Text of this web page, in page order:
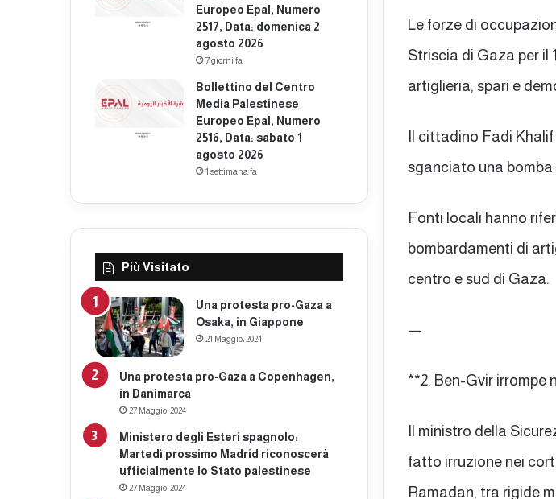
Le forze di
Striscia di Gaza per il
artiglieria, spari e
Il cittadino Fadi
sganciato una
Fonti locali hanno
bombardamenti di
centro e sud di Gaza.
—
**2. Ben-Gvir irrompe
Il ministro della
fatto irruzione nei
Ramadan, tra rigide
Europeo Epal, Numero
2517, Data: domenica 2
agosto 2026
7 giorni fa
Bollettino del Centro
Media Palestinese
Europeo Epal, Numero
2516, Data: sabato 1
agosto 2026
1 settimana fa
Più Visitato
Una protesta pro-Gaza a
Osaka, in Giappone
21 Maggio، 2024
Una protesta pro-Gaza a Copenhagen,
in Danimarca
27 Maggio، 2024
Ministero degli Esteri spagnolo:
Martedì prossimo Madrid riconoscerà
ufficialmente lo Stato palestinese
27 Maggio، 2024